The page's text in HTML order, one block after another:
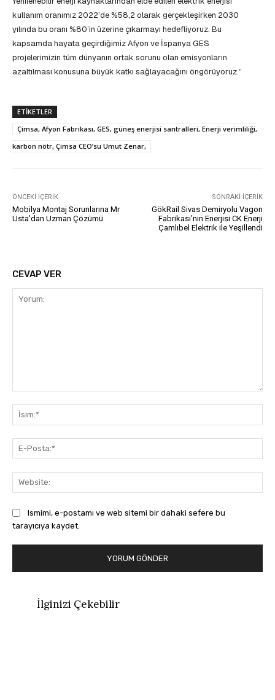
kullanım oranımız 2022’de %58,2 olarak gerçekleşirken 2030
yılında bu oranı %80’in üzerine çıkarmayı hedefliyoruz. Bu
kapsamda hayata geçirdiğimiz Afyon ve İspanya GES
projelerimizin tüm dünyanın ortak sorunu olan emisyonların
azaltılması konusuna büyük katkı sağlayacağını öngörüyoruz.”
ETIKETLER
Çimsa, Afyon Fabrikası, GES, güneş enerjisi santralleri, Enerji verimliliği,
karbon nötr, Çimsa CEO’su Umut Zenar,
ÖNCEKI İÇERIK
Mobilya Montaj Sorunlarına Mr
Usta’dan Uzman Çözümü
SONRAKI İÇERIK
GökRail Sivas Demiryolu Vagon
Fabrikası’nın Enerjisi CK Enerji
Çamlıbel Elektrik ile Yeşillendi
CEVAP VER
Ismimi, e-postamı ve web sitemi bir dahaki sefere bu
tarayıcıya kaydet.
İlginizi Çekebilir